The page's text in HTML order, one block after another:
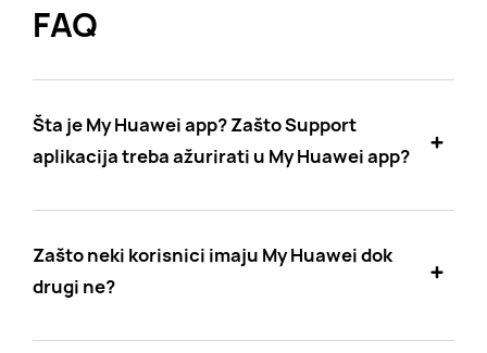
FAQ
Šta je My Huawei app? Zašto Support
aplikacija treba ažurirati u My Huawei app?
Zašto neki korisnici imaju My Huawei dok
drugi ne?